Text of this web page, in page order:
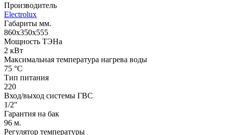
Производитель
Electrolux
Габариты мм.
860х350х555
Мощность ТЭНа
2 кВт
Максимальная температура нагрева воды
75 °С
Тип питания
220
Вход/выход системы ГВС
1/2"
Гарантия на бак
96 м.
Регулятор температуры